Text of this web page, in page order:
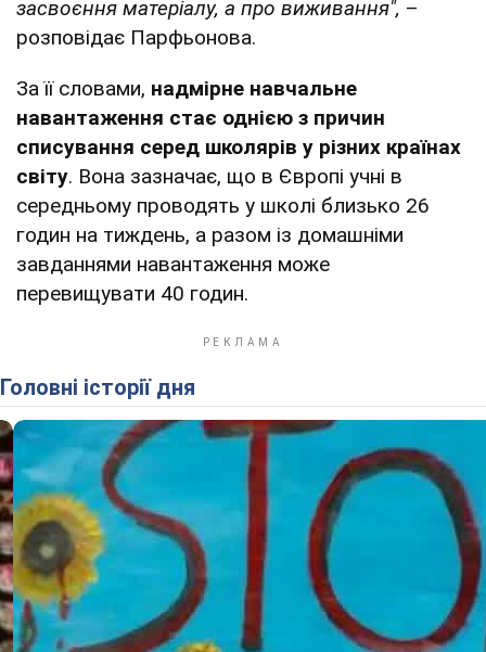
засвоєння матеріалу, а про виживання", –
розповідає Парфьонова.
За її словами, надмірне навчальне
навантаження стає однією з причин
списування серед школярів у різних країнах
світу. Вона зазначає, що в Європі учні в
середньому проводять у школі близько 26
годин на тиждень, а разом із домашніми
завданнями навантаження може
перевищувати 40 годин.
Головні історії дня